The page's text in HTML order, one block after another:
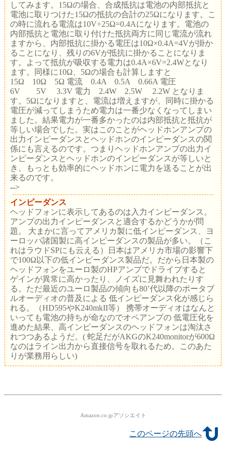
してみます。15Ωの場合、合成抵抗は電池の内部抵抗と
電池に取りつけた15Ωの抵抗の合計の25Ωになります。こ
の時に流れる電流は10V÷25Ω=0.4Aになります。電池の
内部抵抗と電池に取り付けた抵抗両方に同じ電流が流れ
ますから、内部抵抗に掛かる電圧は10Ω×0.4A=4Vが掛か
ることになり、残りの6Vが抵抗に掛かることになりま
す。よって抵抗が吸収する電力は0.4A×6V=2.4Wとなり
ます。同様に10Ω、5Ωの場合も計算しますと
15Ω 10Ω 5Ω 電流 0.4A 0.5A 0.66A 電圧
6V 5V 3.3V 電力 2.4W 2.5W 2.2W となりま
す。5Ωになりますと、電流は増えますが、同時に掛かる
電圧が減ってしまうため電力は一番少なくなってしまい
ました。結果電力が一番多かったのは内部抵抗と抵抗が
等しい場合でした。実はこのことがヘッドホンアンプの
出力インピーダンスとヘッドホンのインピーダンスの関
係にも言えるのです。つまりヘッドホンアンプの出力イ
ンピーダンスとヘッドホンのインピーダンスが等しいと
き、もっとも効率的にヘッドホンに電力を送ることが出
来るのです。
-->
インピーダンス
ヘッドフォンに表示してあるのは入力インピーダンス。
アンプの出力インピーダンスと適合するかどうかが問
題。 大まかに言ってアメリカ製に低インピーダンス、ヨ
ーロッパ諸国製に高インピーダンスの製品が多い。（こ
れはラウドSPにも云える）日本はアメリカ市場の影響下
で100Ω以下の低インピーダンス製品だ。だから日本製の
ヘッドフォンをユーロ製のHPアンプでドライブすると
ゲインが異常に高かったり、ノイズに見舞われたりす
る。ただ最近のユーロ製品の傾向も80’代以降のポータブ
ルオーディオの普及による 低インピーダンス化が感じら
れる。（HD595やK240mkII等） 携帯オーディオはなんと
いっても電池の持ちが命なのでオペアンプの 低電圧化を
進めた結果、高インピーダンスのヘッドフォンは淘汰さ
れつつあるようだ。( 蛇足だがAKGのK240monitorが600Ω
なのはライン出力から直接信号を取れるため。このあた
りが業務用らしい)
Amazon.co.jpアソシエイト
このページの先頭へ